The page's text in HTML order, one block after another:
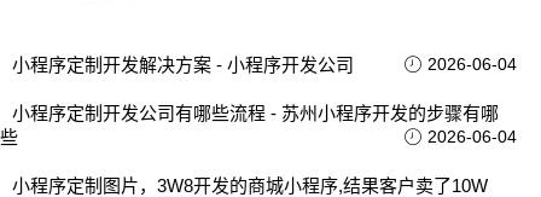
小程序定制开发解决方案 - 小程序开发公司 2026-06-04
小程序定制开发公司有哪些流程 - 苏州小程序开发的步骤有哪
些
2026-06-04
小程序定制图片，3W8开发的商城小程序,结果客户卖了10W